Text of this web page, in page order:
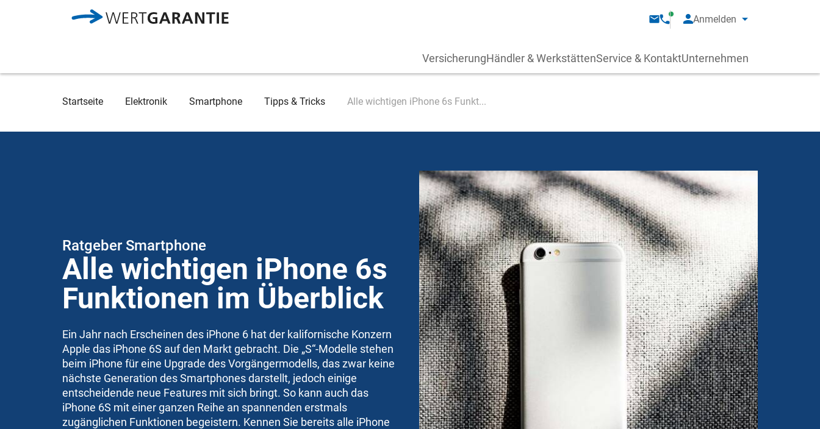
Anmelden
VersicherungHändler & WerkstättenService & KontaktUnternehmen
Breadcrumb
Startseite Elektronik Smartphone Tipps & Tricks Alle wichtigen iPhone 6s Funkt...
Ratgeber Smartphone
Alle wichtigen iPhone 6s
Funktionen im Überblick
Ein Jahr nach Erscheinen des iPhone 6 hat der kalifornische Konzern
Apple das iPhone 6S auf den Markt gebracht. Die „S“-Modelle stehen
beim iPhone für eine Upgrade des Vorgängermodells, das zwar keine
nächste Generation des Smartphones darstellt, jedoch einige
entscheidende neue Features mit sich bringt. So kann auch das
iPhone 6S mit einer ganzen Reihe an spannenden erstmals
zugänglichen Funktionen begeistern. Kennen Sie bereits alle iPhone